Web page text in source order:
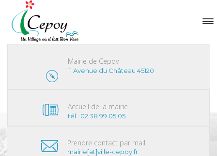
Mairie de Cepoy
11 Avenue du Château 45120
Accueil de la mairie
tél : 02 38 99 05 05
Prendre contact par mail
mairie[at]ville-cepoy.fr